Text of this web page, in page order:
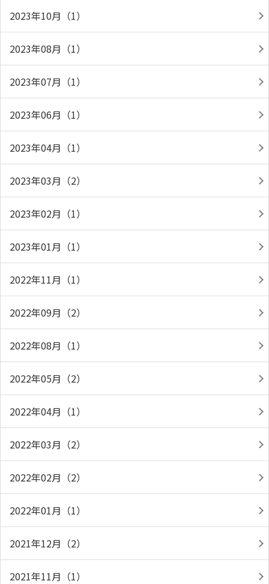
2023年10月（1）
2023年08月（1）
2023年07月（1）
2023年06月（1）
2023年04月（1）
2023年03月（2）
2023年02月（1）
2023年01月（1）
2022年11月（1）
2022年09月（2）
2022年08月（1）
2022年05月（2）
2022年04月（1）
2022年03月（2）
2022年02月（2）
2022年01月（1）
2021年12月（2）
2021年11月（1）